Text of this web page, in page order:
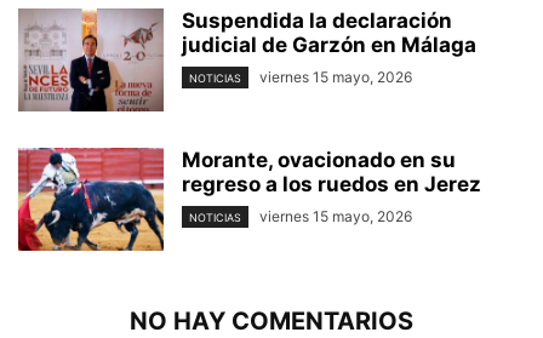
Suspendida la declaración
judicial de Garzón en Málaga
NOTICIAS viernes 15 mayo, 2026
Morante, ovacionado en su
regreso a los ruedos en Jerez
NOTICIAS viernes 15 mayo, 2026
NO HAY COMENTARIOS